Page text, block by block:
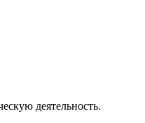
деятельность.